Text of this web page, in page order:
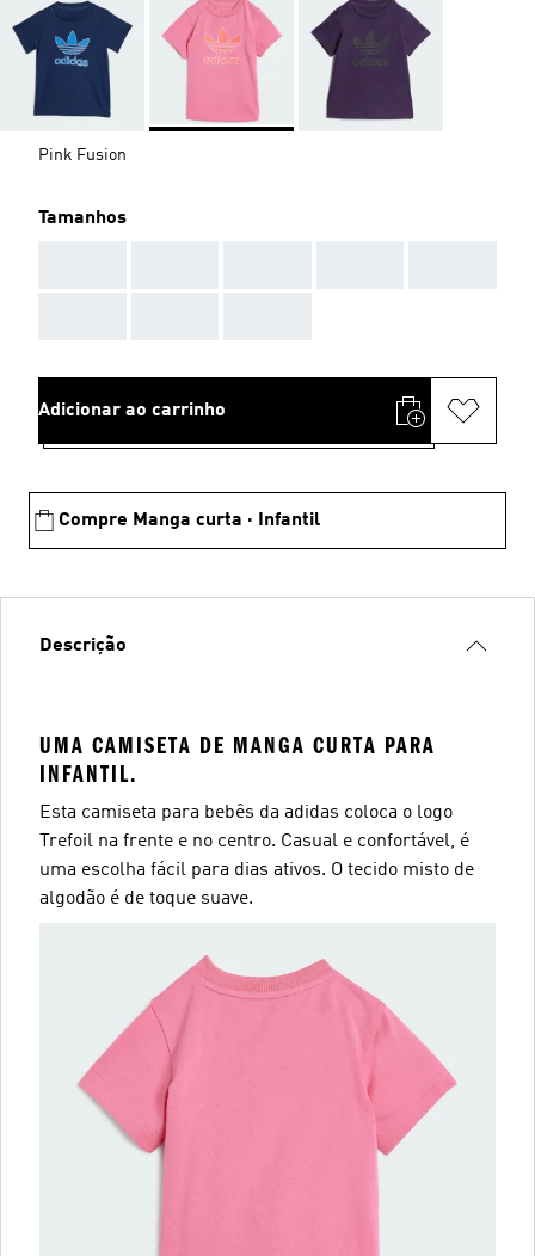
Pink Fusion
Tamanhos
Adicionar ao carrinho
Compre Manga curta · Infantil
Descrição
UMA CAMISETA DE MANGA CURTA PARA
INFANTIL.
Esta camiseta para bebês da adidas coloca o logo
Trefoil na frente e no centro. Casual e confortável, é
uma escolha fácil para dias ativos. O tecido misto de
algodão é de toque suave.